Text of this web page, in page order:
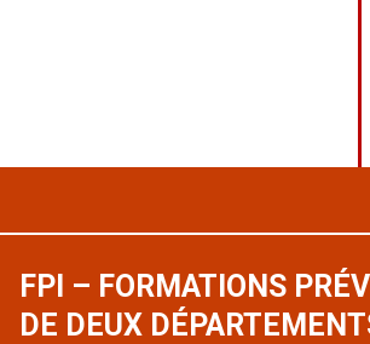
FPI – FORMATIONS
DE DEUX